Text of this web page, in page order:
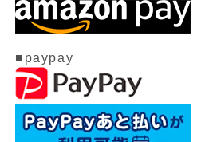
■paypay